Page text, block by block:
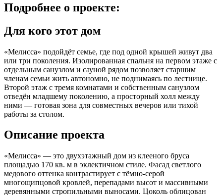
Подробнее о проекте:
Для кого этот дом
«Мелисса» подойдёт семье, где под одной крышей живут два
или три поколения. Изолированная спальня на первом этаже с
отдельным санузлом и сауной рядом позволяет старшим
членам семьи жить автономно, не поднимаясь по лестнице.
Второй этаж с тремя комнатами и собственным санузлом
отведён младшему поколению, а просторный холл между
ними — готовая зона для совместных вечеров или тихой
работы за столом.
Описание проекта
«Мелисса» — это двухэтажный дом из клееного бруса
площадью 170 кв. м в эклектичном стиле. Фасад светлого
медового оттенка контрастирует с тёмно-серой
многощипцовой кровлей, перепадами высот и массивными
деревянными стропильными выносами. Цоколь облицован